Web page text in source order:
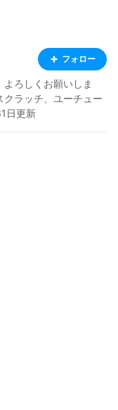
フォロー
ろしくお願いしま
ラッチ、ユーチュー
日更新